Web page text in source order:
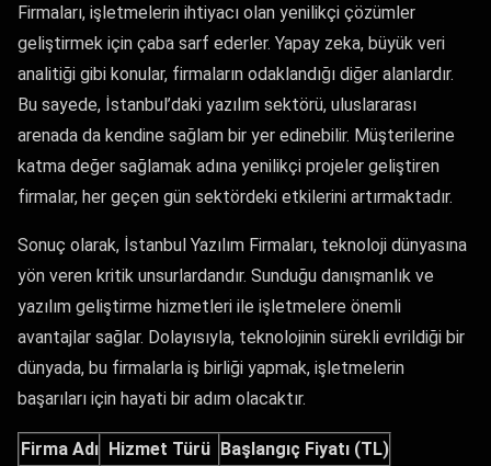
Firmaları, işletmelerin ihtiyacı olan yenilikçi çözümler
geliştirmek için çaba sarf ederler. Yapay zeka, büyük veri
analitiği gibi konular, firmaların odaklandığı diğer alanlardır.
Bu sayede, İstanbul’daki yazılım sektörü, uluslararası
arenada da kendine sağlam bir yer edinebilir. Müşterilerine
katma değer sağlamak adına yenilikçi projeler geliştiren
firmalar, her geçen gün sektördeki etkilerini artırmaktadır.
Sonuç olarak, İstanbul Yazılım Firmaları, teknoloji dünyasına
yön veren kritik unsurlardandır. Sunduğu danışmanlık ve
yazılım geliştirme hizmetleri ile işletmelere önemli
avantajlar sağlar. Dolayısıyla, teknolojinin sürekli evrildiği bir
dünyada, bu firmalarla iş birliği yapmak, işletmelerin
başarıları için hayati bir adım olacaktır.
Firma Adı Hizmet Türü
Başlangıç Fiyatı (TL)